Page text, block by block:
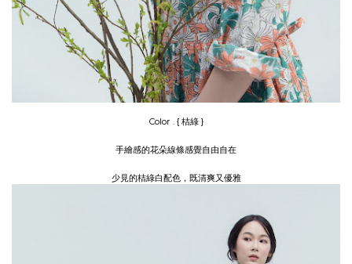
Color . { 桔綠 }
手繪感的花朵線條感覺自由自在
少見的桔綠白配色，既清爽又優雅